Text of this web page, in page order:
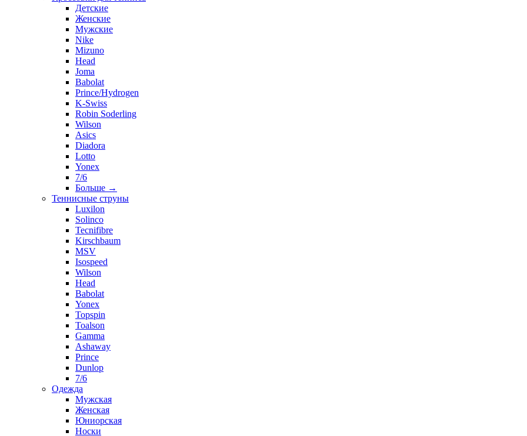
Детские
Женские
Мужские
Nike
Mizuno
Head
Joma
Babolat
Prince/Hydrogen
K-Swiss
Robin Soderling
Wilson
Asics
Diadora
Lotto
Yonex
7/6
Больше →
Теннисные струны
Luxilon
Solinco
Tecnifibre
Kirschbaum
MSV
Isospeed
Wilson
Head
Babolat
Yonex
Topspin
Toalson
Gamma
Ashaway
Prince
Dunlop
7/6
Одежда
Мужская
Женская
Юниорская
Носки